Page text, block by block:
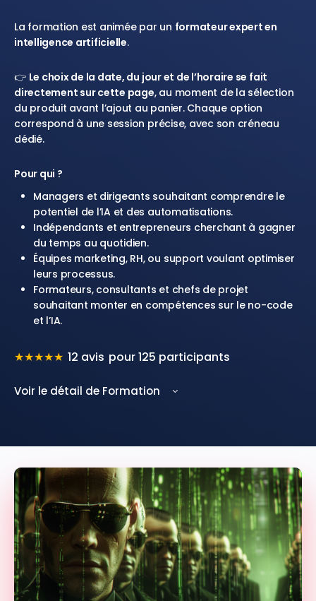
La formation est animée par un formateur expert en
intelligence artificielle.
👉 Le choix de la date, du jour et de l’horaire se fait
directement sur cette page, au moment de la sélection
du produit avant l’ajout au panier. Chaque option
correspond à une session précise, avec son créneau
dédié.
Pour qui ?
Managers et dirigeants souhaitant comprendre le
potentiel de l’IA et des automatisations.
Indépendants et entrepreneurs cherchant à gagner
du temps au quotidien.
Équipes marketing, RH, ou support voulant optimiser
leurs processus.
Formateurs, consultants et chefs de projet
souhaitant monter en compétences sur le no-code
et l’IA.
★★★★★ 12 avis pour 125 participants
Voir le détail de Formation